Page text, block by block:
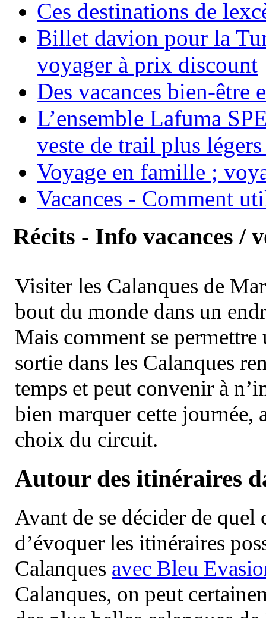
Ces destinations de
Billet davion pour la
voyager à prix discount
Des vacances bien-être
L’ensemble Lafuma
veste de trail plus
Voyage en famille ;
Vacances - Comment
Récits - Info vacances /
Visiter les Calanques de
bout du monde dans un
Mais comment se permettre
sortie dans les Calanques
temps et peut convenir à
bien marquer cette journée,
choix du circuit.
Autour des itinéraires
Avant de se décider de
d’évoquer les itinéraires
Calanques avec Bleu
Calanques, on peut